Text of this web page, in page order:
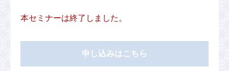
本セミナーは終了しました。
申し込みはこちら